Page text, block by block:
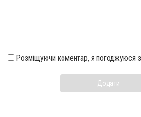
Розміщуючи коментар, я погоджуюся з
Додати